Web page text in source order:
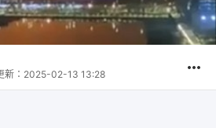
新： 2025-02-13 13:28